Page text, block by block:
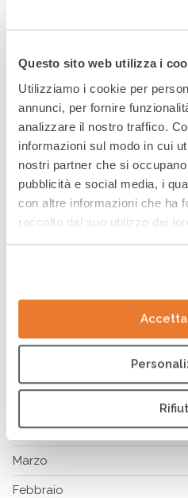
Questo sito web utilizza i
Utilizziamo i cookie per
annunci, per fornire
analizzare il nostro traffico.
informazioni sul modo in cui
nostri partner che si
pubblicità e social media, i
con altre informazioni che ha
raccolto dal suo utilizzo dei
Marzo 2026
ARCHIVIO
2025
Dicembre
Novembre
Luglio
Aprile
Marzo
Febbraio